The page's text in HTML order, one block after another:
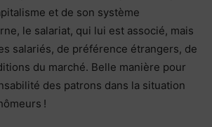
et de son système
le salariat, qui lui est associé, mais
salariés, de préférence étrangers, de
du marché. Belle manière pour
des patrons dans la situation
!